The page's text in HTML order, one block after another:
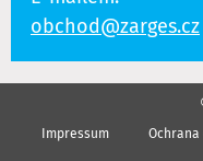
obchod@zarges.cz
Impressum
Ochrana